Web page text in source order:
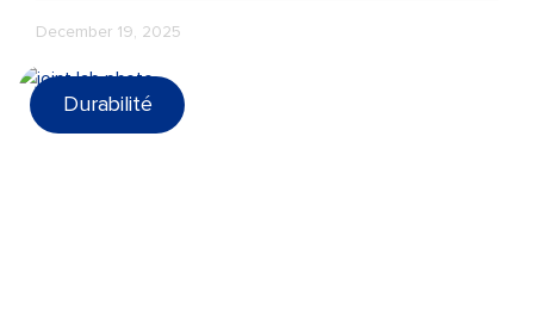
transformé l’innovation en matière de matériaux en
solutions d’emballage concrètes et évolutives, jetant
December 19, 2025
Durabilité